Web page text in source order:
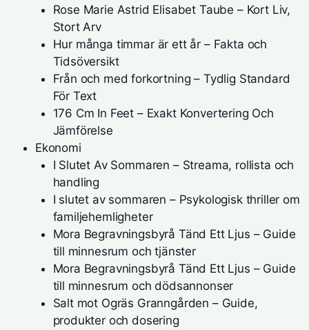
Rose Marie Astrid Elisabet Taube – Kort Liv,
Stort Arv
Hur många timmar är ett år – Fakta och
Tidsöversikt
Från och med forkortning – Tydlig Standard
För Text
176 Cm In Feet – Exakt Konvertering Och
Jämförelse
Ekonomi
I Slutet Av Sommaren – Streama, rollista och
handling
I slutet av sommaren – Psykologisk thriller om
familjehemligheter
Mora Begravningsbyrå Tänd Ett Ljus – Guide
till minnesrum och tjänster
Mora Begravningsbyrå Tänd Ett Ljus – Guide
till minnesrum och dödsannonser
Salt mot Ogräs Granngården – Guide,
produkter och dosering